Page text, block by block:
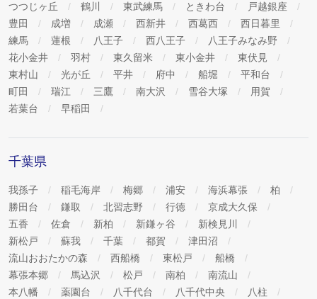
つつじヶ丘
鶴川 東武練馬 ときわ台
戸越銀座
豊田
成増 成瀬 西新井 西葛西
西日暮里
練馬
蓮根 八王子 西八王子
八王子みなみ野
花小金井
羽村 東久留米 東小金井
東伏見
東村山
光が丘 平井 府中 船堀
平和台
町田
瑞江 三鷹 南大沢 雪谷大塚
用賀
若葉台
早稲田
千葉県
我孫子 稲毛海岸 梅郷 浦安 海浜幕張
柏
勝田台
鎌取 北習志野 行徳
京成大久保
五香
佐倉 新柏 新鎌ヶ谷
新検見川
新松戸
蘇我 千葉 都賀
津田沼
流山おおたかの森
西船橋 東松戸
船橋
幕張本郷
馬込沢 松戸 南柏
南流山
本八幡
薬園台 八千代台 八千代中央
八柱